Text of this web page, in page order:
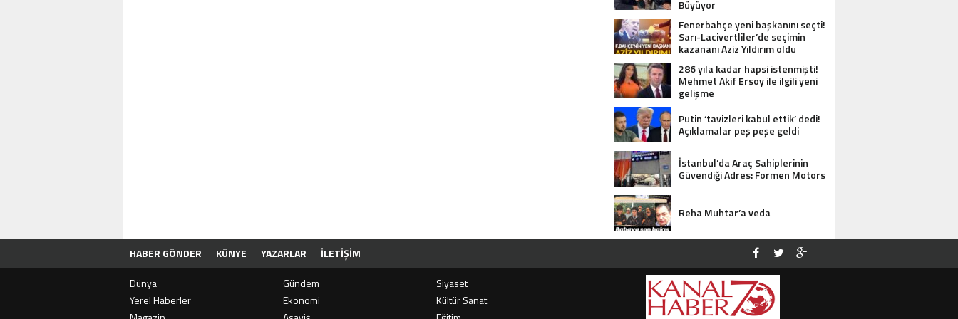
Büyüyor
Fenerbahçe yeni başkanını seçti!
Sarı-Lacivertliler’de seçimin
kazananı Aziz Yıldırım oldu
286 yıla kadar hapsi istenmişti!
Mehmet Akif Ersoy ile ilgili yeni
gelişme
Putin ‘tavizleri kabul ettik’ dedi!
Açıklamalar peş peşe geldi
İstanbul’da Araç Sahiplerinin
Güvendiği Adres: Formen Motors
Reha Muhtar’a veda
HABER GÖNDER KÜNYE YAZARLAR
İLETIŞIM
Dünya
Gündem
Siyaset
Yerel Haberler
Ekonomi
Kültür Sanat